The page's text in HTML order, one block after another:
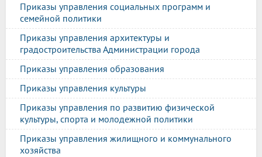
Приказы управления социальных программ и
семейной политики
Приказы управления архитектуры и
градостроительства Администрации города
Приказы управления образования
Приказы управления культуры
Приказы управления по развитию физической
культуры, спорта и молодежной политики
Приказы управления жилищного и коммунального
хозяйства